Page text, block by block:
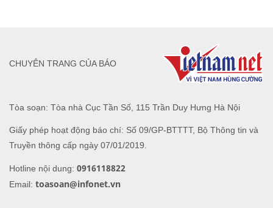
Tòa soạn: Tòa nhà Cục Tần Số, 115 Trần Duy Hưng Hà Nội
Giấy phép hoạt động báo chí: Số 09/GP-BTTTT, Bộ Thông tin và
Truyền thông cấp ngày 07/01/2019.
Hotline nội dung: 0916118822
Email: toasoan@infonet.vn
CHUYÊN TRANG CỦA BÁO